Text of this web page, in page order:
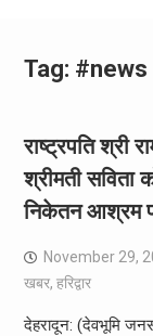
Tag: #news
राष्ट्रपति श्री
श्रीमती सविता
निकेतन आश्रम
November 29,
खबर, हरिद्वार
देहरादून: (देवभूमि